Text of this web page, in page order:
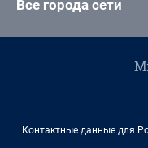
Все города сети
Контактные данные для